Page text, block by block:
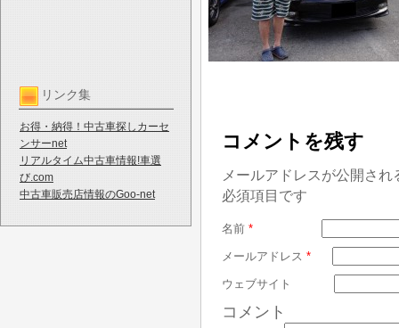
リンク集
お得・納得！中古車探しカーセ
ンサーnet
リアルタイム中古車情報!車選
び.com
中古車販売店情報のGoo-net
コメントを残す
メールアドレスが公開さ
必須項目です
名前 *
メールアドレス *
ウェブサイト
コメント